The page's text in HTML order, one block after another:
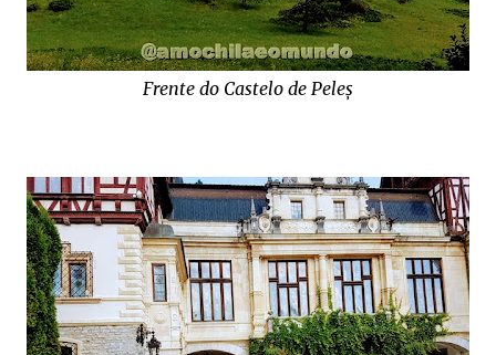
Frente do Castelo de Peleș